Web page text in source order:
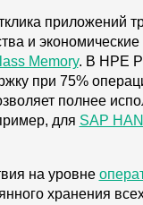
приложений
и экономические
Memory. В HPE
при 75%
полнее
для SAP
на уровне
хранения